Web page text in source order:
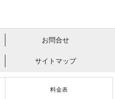
お問合せ
サイトマップ
料金表